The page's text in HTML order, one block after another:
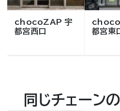
chocoZAP 宇
都宮西口
都宮東
同じチェーン